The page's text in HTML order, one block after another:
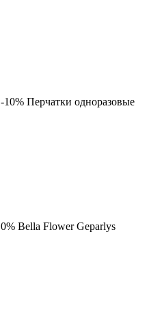
-10% Перчатки одноразовые
0% Bella Flower Geparlys